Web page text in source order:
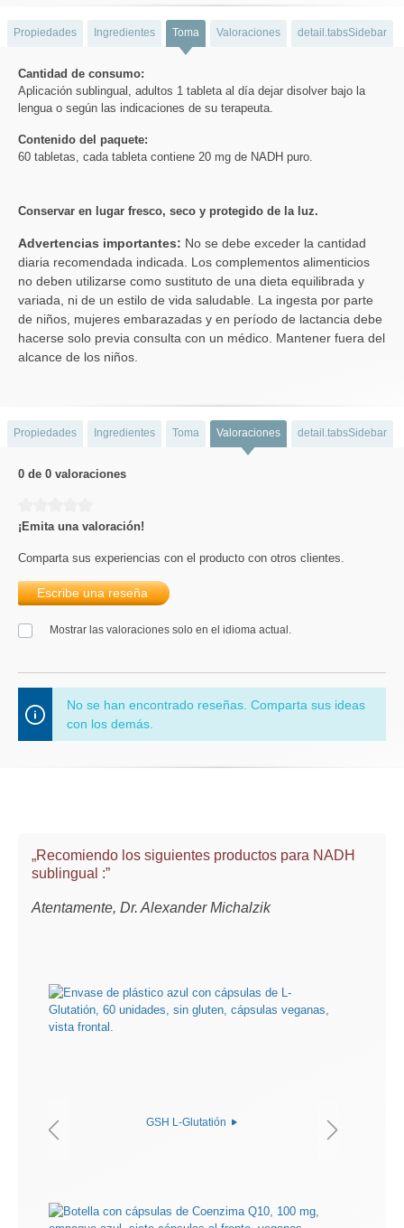
Propiedades Ingredientes Toma Valoraciones detail.tabsSidebar
Cantidad de consumo:
Aplicación sublingual, adultos 1 tableta al día dejar disolver bajo la
lengua o según las indicaciones de su terapeuta.
Contenido del paquete:
60 tabletas, cada tableta contiene 20 mg de NADH puro.
Conservar en lugar fresco, seco y protegido de la luz.
Advertencias importantes: No se debe exceder la cantidad
diaria recomendada indicada. Los complementos alimenticios
no deben utilizarse como sustituto de una dieta equilibrada y
variada, ni de un estilo de vida saludable. La ingesta por parte
de niños, mujeres embarazadas y en período de lactancia debe
hacerse solo previa consulta con un médico. Mantener fuera del
alcance de los niños.
Propiedades Ingredientes Toma Valoraciones detail.tabsSidebar
0 de 0 valoraciones
¡Emita una valoración!
Comparta sus experiencias con el producto con otros clientes.
Escribe una reseña
Mostrar las valoraciones solo en el idioma actual.
No se han encontrado reseñas. Comparta sus ideas
con los demás.
„Recomiendo los siguientes productos para NADH
sublingual :”
Atentamente, Dr. Alexander Michalzik
GSH L-Glutatión